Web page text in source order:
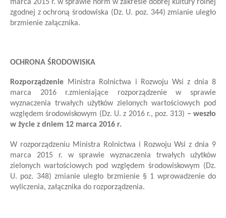
marca 2015 r. w sprawie norm w zakresie dobrej kultury rolnej
zgodnej z ochroną środowiska (Dz. U. poz. 344)zmianie uległo
brzmienie załącznika.
OCHRONA ŚRODOWISKA
Rozporządzenie Ministra Rolnictwa i Rozwoju Wsi z dnia 8
marca 2016 r.zmieniające rozporządzenie w sprawie
wyznaczenia trwałych użytków zielonych wartościowych pod
względem środowiskowym (Dz. U. z 2016 r., poz. 313) – weszło
w życie z dniem 12 marca 2016 r.
W rozporządzeniu Ministra Rolnictwa i Rozwoju Wsi z dnia 9
marca 2015 r. w sprawie wyznaczenia trwałych użytków
zielonych wartościowych pod względem środowiskowym (Dz.
U. poz. 348) zmianie uległo brzmienie § 1 wprowadzenie do
wyliczenia, załącznika do rozporządzenia.